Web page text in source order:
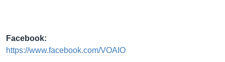
Facebook:
https://www.facebook.com/VOAIO